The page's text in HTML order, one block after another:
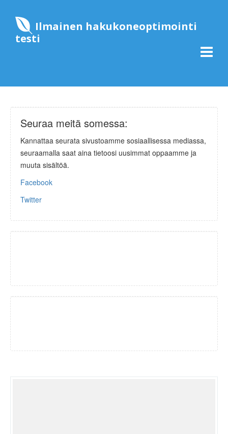
Ilmainen hakukoneoptimointi
testi
Seuraa meitä somessa:
Kannattaa seurata sivustoamme sosiaallisessa mediassa,
seuraamalla saat aina tietoosi uusimmat oppaamme ja
muuta sisältöä.
Facebook
Twitter